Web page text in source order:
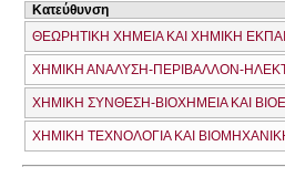
Κατεύθυνση
ΘΕΩΡΗΤΙΚΗ ΧΗΜΕΙΑ ΚΑΙ ΧΗΜΙΚΗ
ΧΗΜΙΚΗ ΑΝΑΛΥΣΗ-ΠΕΡΙΒΑΛΛΟΝ-
ΧΗΜΙΚΗ ΣΥΝΘΕΣΗ-ΒΙΟΧΗΜΕΙΑ ΚΑΙ
ΧΗΜΙΚΗ ΤΕΧΝΟΛΟΓΙΑ ΚΑΙ